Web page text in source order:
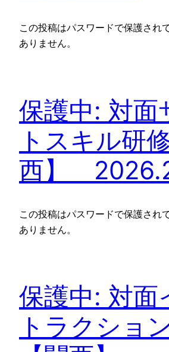
この投稿はパスワードで保護され
ありません。
保護中: 対面
トスキル研
西】
この投稿はパスワードで保護され
ありません。
保護中: 対面
トラクショ